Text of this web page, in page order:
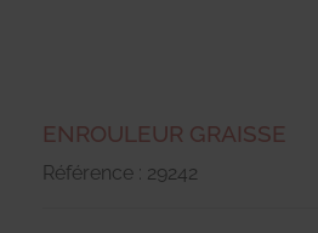
ENROULEUR GRAISSE
Référence : 29242